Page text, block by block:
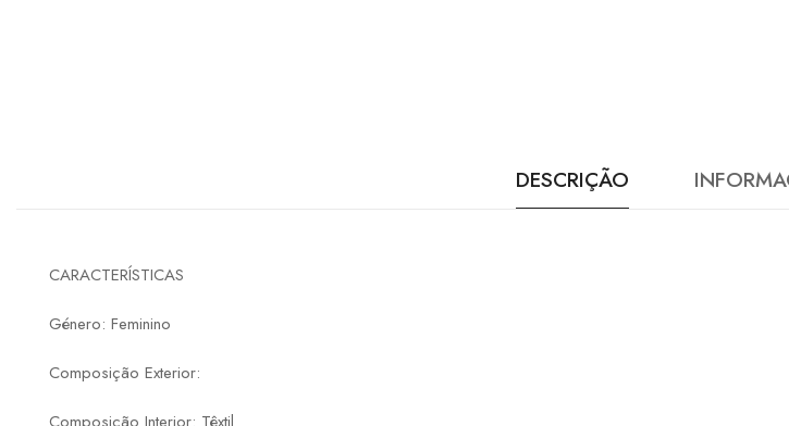
DESCRIÇÃO
CARACTERÍSTICAS
Género: Feminino
Composição Exterior: